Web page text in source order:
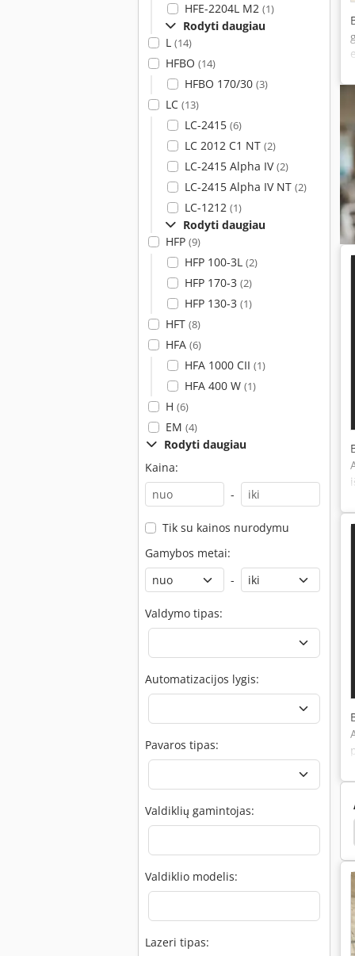
HFE-2204L M2 (1)
Rodyti daugiau
L (14)
HFBO (14)
HFBO 170/30 (3)
LC (13)
LC-2415 (6)
LC 2012 C1 NT (2)
LC-2415 Alpha IV(2)
LC-2415 Alpha IV NT (2)
LC-1212 (1)
Rodyti daugiau
HFP (9)
HFP 100-3L (2)
HFP 170-3 (2)
HFP 130-3 (1)
HFT (8)
HFA (6)
HFA 1000 CII (1)
HFA 400 W (1)
H (6)
EM (4)
Rodyti daugiau
Kaina:
-
Tik su kainos nurodymu
Gamybos metai:
-
Valdymo tipas:
Automatizacijos lygis:
Pavaros tipas:
Valdiklių gamintojas:
Valdiklio modelis:
Lazeri tipas:
Peddinghaus Blechschere